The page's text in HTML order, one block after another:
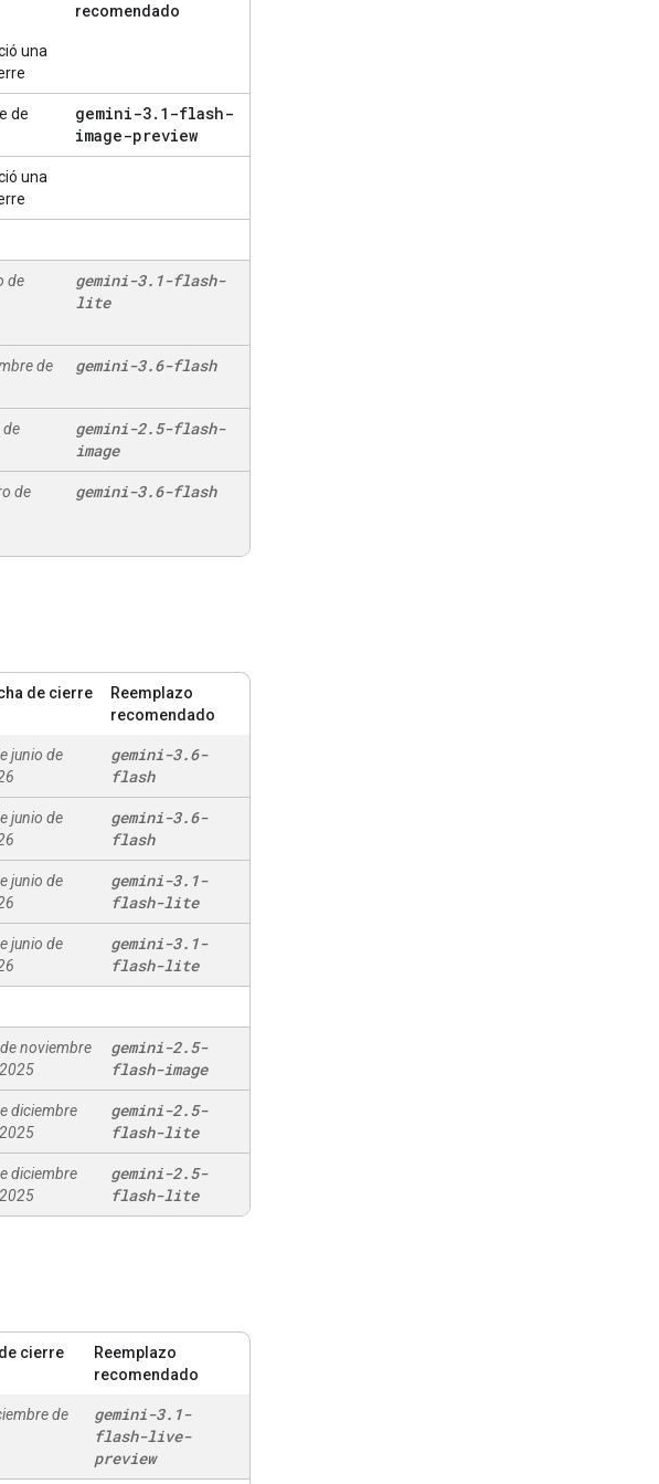
recomendado
una
de
gemini-3. 1-flash-
image-preview
una
de
gemini-3. 1-flash-
lite
de
gemini-3.6-flash
de
gemini-2.5-flash-
image
de
gemini-3.6-flash
de cierre
Reemplazo
recomendado
junio de
gemini-3.6-
flash
junio de
gemini-3.6-
flash
junio de
gemini-3. 1-
flash-lite
junio de
gemini-3. 1-
flash-lite
noviembre
gemini-2.5-
flash-image
diciembre
gemini-2.5-
flash-lite
diciembre
gemini-2.5-
flash-lite
cierre
Reemplazo
recomendado
de
gemini-3. 1-
flash-live-
preview